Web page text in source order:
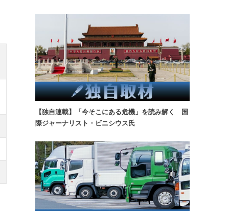
【独自連載】「今そこにある危機」を読み解く 国
際ジャーナリスト・ビニシウス氏